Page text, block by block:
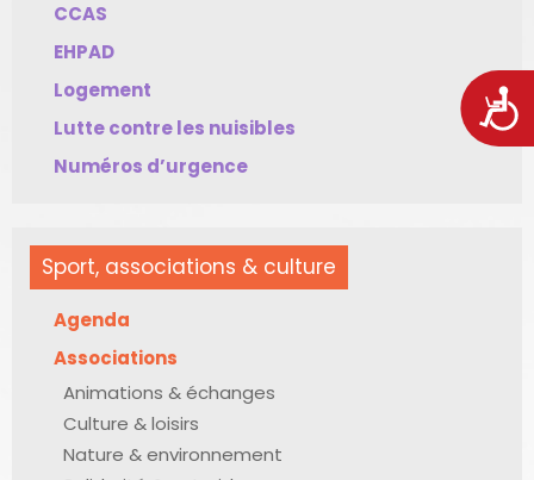
CCAS
EHPAD
Logement
Lutte contre les nuisibles
Numéros d’urgence
Sport, associations & culture
Agenda
Associations
Animations & échanges
Culture & loisirs
Nature & environnement